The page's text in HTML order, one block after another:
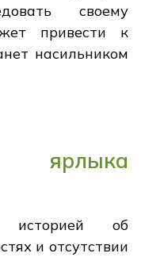
своему
привести к
насильником
ярлыка
историей об
и отсутствии